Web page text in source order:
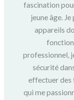
fascination
jeune âge.
appareils
professionnel,
sécurité
effectuer des
qui me